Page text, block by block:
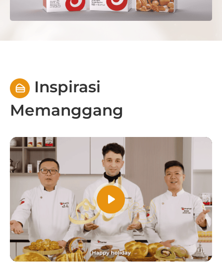
Inspirasi
Memanggang